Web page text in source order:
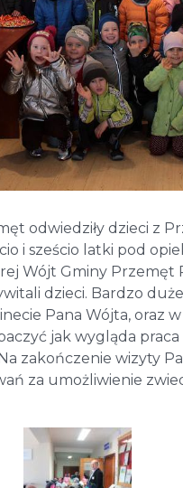
odwiedziły dzieci z
i sześcio latki pod
Wójt Gminy Przemęt
dzieci. Bardzo
Pana Wójta, oraz
jak wygląda
zakończenie wizyty
za umożliwienie